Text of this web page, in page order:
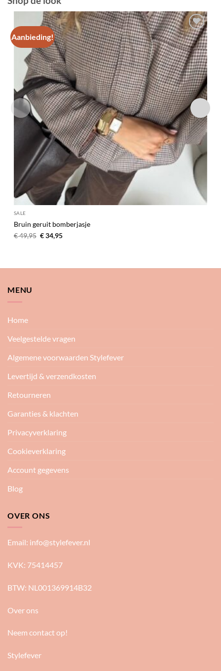
Aanbieding!
Toevoegen
aan
verlanglijst
SALE
Bruin geruit bomberjasje
€49,95 Oorspronkelijke
€34,95Huidige
MENU
Home
Veelgestelde vragen
Algemene voorwaarden Stylefever
Levertijd & verzendkosten
Retourneren
Garanties & klachten
Privacyverklaring
Cookieverklaring
Account gegevens
Blog
OVER ONS
Email: info@stylefever.nl
KVK: 75414457
BTW: NL001369914B32
Over ons
Neem contact op!
Stylefever